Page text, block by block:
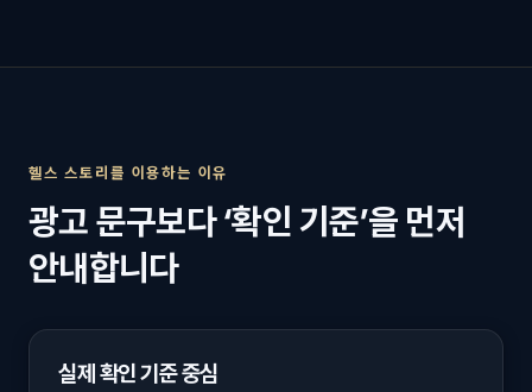
헬스 스토리를 이용하는 이유
광고 문구보다 ‘확인 기준’을 먼저
안내합니다
실제 확인 기준 중심